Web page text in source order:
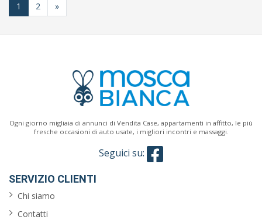
1
2 »
Ogni giorno migliaia di annunci di Vendita Case, appartamenti in affitto, le più
fresche occasioni di auto usate, i migliori incontri e massaggi.
Seguici su:
SERVIZIO CLIENTI
Chi siamo
Contatti